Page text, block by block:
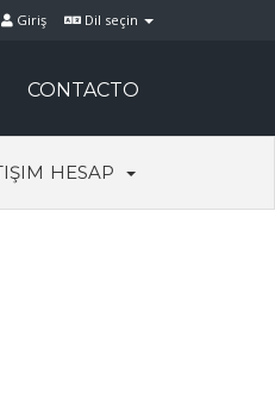
Dil seçin
Giriş
CONTACTO
HESAP